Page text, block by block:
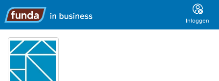
Hoofdmenu
Inloggen